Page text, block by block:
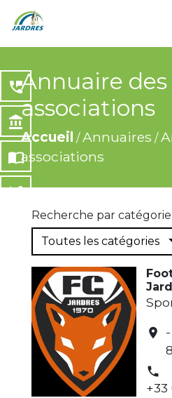
Annuaire des
associations
Accueil /Annuaires /
associations
perm_phone_msg
account_balance
import_contacts
local_dining
Recherche par
Toutes les catégories
location_on
-
phone
+33